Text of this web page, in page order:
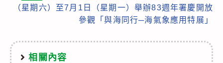
（星期六）至7月1日（星期一）舉辦83週年署慶開放
參觀「與海同行─海氣象應用特展」
相關內容